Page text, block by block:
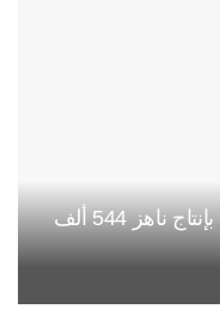
شمندر دكالة يسجل موسما قياسيا بإنتاج ناهز 544 ألف